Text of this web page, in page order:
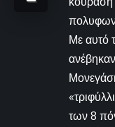
Με αυτό
των 8